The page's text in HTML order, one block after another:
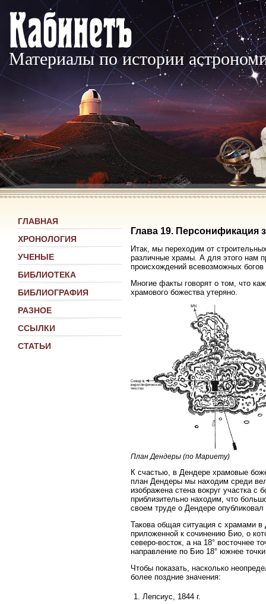
Материалы по истории
ГЛАВНАЯ
ХРОНОЛОГИЯ
УЧЕНЫЕ
БИБЛИОТЕКА
БИБЛИОГРАФИЯ
РАЗНОЕ
ССЫЛКИ
СТАТЬИ
Глава 19. Персонификация
Итак, мы переходим от
различные храмы. А для этого нам
происхождений всевозможных богов
Многие факты говорят о том, что
храмового божества утеряно.
План Дендеры (по Мариету)
К счастью, в Дендере храмовые
план Дендеры мы находим среди
изображена стена вокруг участка
приблизительно находим, что
своем труде о Дендере
Такова общая ситуация с храмами
приложенной к сочинению Био, о
северо-восток, а на 18° восточнее
направление по Био 18° южнее
Чтобы показать, насколько
более поздние значения:
1. Лепсиус, 1844 г.